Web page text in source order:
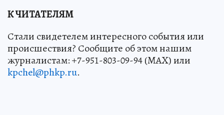
К ЧИТАТЕЛЯМ
Стали свидетелем интересного события или
происшествия? Сообщите об этом нашим
журналистам: +7-951-803-09-94 (MAX) или
kpchel@phkp.ru.